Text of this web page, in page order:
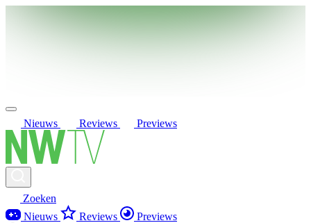
Nieuws Reviews Previews
Zoeken
Nieuws
Reviews Previews